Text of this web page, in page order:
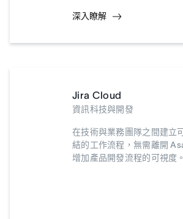
深入瞭解
Jira Cloud
資訊科技與開發
在技術與業務團隊之間建立
結的工作流程，無需離開
增加產品開發流程的可視度。